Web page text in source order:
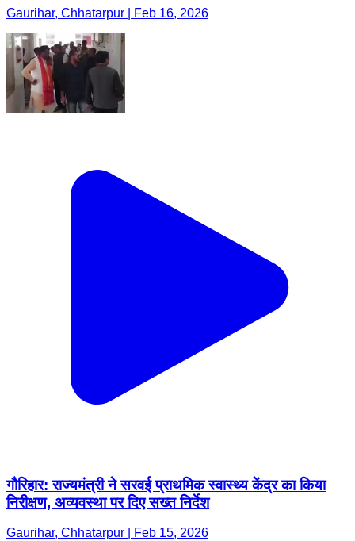
Gaurihar, Chhatarpur | Feb 16, 2026
गौरिहार: राज्यमंत्री ने सरवई प्राथमिक स्वास्थ्य केंद्र का किया
निरीक्षण, अव्यवस्था पर दिए सख्त निर्देश
Gaurihar, Chhatarpur | Feb 15, 2026